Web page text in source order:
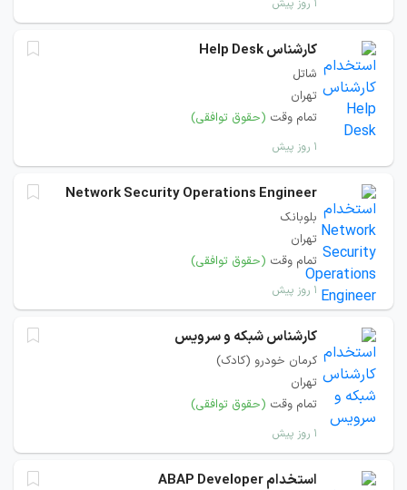
۱ روز پیش
کارشناس Help Desk
شاتل
تهران
تمام وقت (حقوق توافقی)
۱ روز پیش
Network Security Operations Engineer
بلوبانک
تهران
تمام وقت (حقوق توافقی)
۱ روز پیش
کارشناس شبکه و سرویس
کرمان خودرو (کادک)
تهران
تمام وقت (حقوق توافقی)
۱ روز پیش
استخدام ABAP Developer